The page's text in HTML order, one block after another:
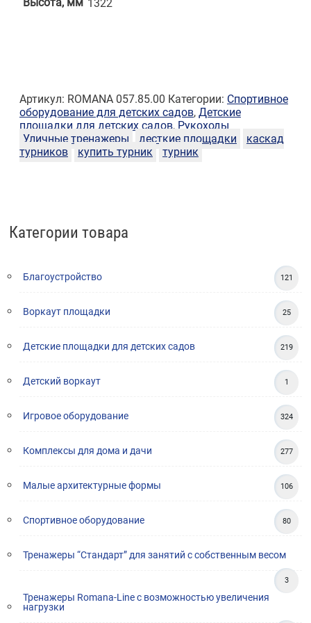
Категории товара
Благоустройство 121
Воркаут площадки 25
Детские площадки для детских садов 219
Детский воркаут 1
Игровое оборудование 324
Комплексы для дома и дачи 277
Малые архитектурные формы 106
Спортивное оборудование 80
Тренажеры “Стандарт” для занятий с собственным весом
3
Тренажеры Romana-Line с возможностью увеличения
нагрузки
1322
Артикул: ROMANA 057.85.00 Категории: Спортивное
оборудование для детских садов, Детские
площадки для детских садов, Рукоходы
Уличные тренажеры
десткие площадки
каскад
турников
купить турник турник